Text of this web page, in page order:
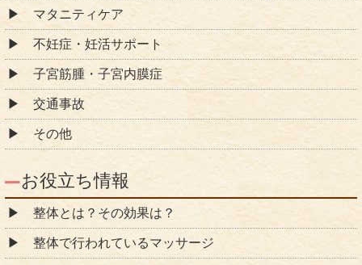
マタニティケア
不妊症・妊活サポート
子宮筋腫・子宮内膜症
交通事故
その他
お役立ち情報
整体とは？その効果は？
整体で行われているマッサージ